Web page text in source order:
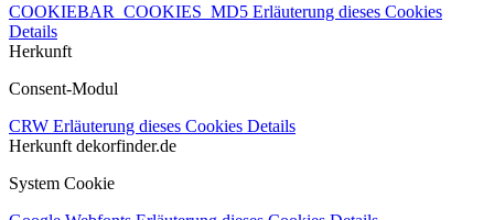
COOKIEBAR_COOKIES_MD5 Erläuterung dieses Cookies
Details
Herkunft
Consent-Modul
CRW Erläuterung dieses Cookies Details
Herkunft dekorfinder.de
System Cookie